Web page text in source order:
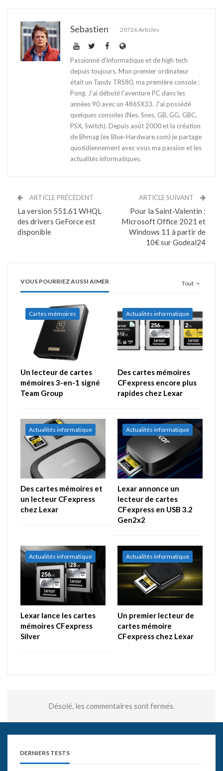
Sebastien 20726 Articles
Passionné d'informatique et de high tech
depuis toujours. Mon premier ordinateur
était un Tandy TRS80, ma première console :
Pong. J'ai débuté l'aventure PC dans les
années 90 avec un 486SX33. J'ai possédé
quelques consoles (Nes, Snes, GB, GG, GBC,
PSX, Switch). Depuis août 2000 et la création
de Bhmag (ex Blue-Hardware.com) je partage
quotidiennement avec vous ma passion et les
actualités informatiques.
ARTICLE PRÉCÉDENT
La version 551.61 WHQL
des drivers GeForce est
disponible
ARTICLE SUIVANT
Pour la Saint-Valentin :
Microsoft Office 2021 et
Windows 11 à partir de
10€ sur Godeal24
Tout
VOUS POURRIEZ AUSSI AIMER
Cartes mémoires
Un lecteur de cartes
mémoires 3-en-1 signé
Team Group
Actualités informatique
Des cartes mémoires
CFexpress encore plus
rapides chez Lexar
Actualités informatique
Des cartes mémoires et
un lecteur CFexpress
chez Lexar
Actualités informatique
Lexar annonce un
lecteur de cartes
CFexpress en USB 3.2
Gen2x2
Actualités informatique
Lexar lance les cartes
mémoires CFexpress
Silver
Actualités informatique
Un premier lecteur de
cartes mémoire
CFexpress chez Lexar
Désolé, les commentaires sont fermés.
DERNIERS TESTS